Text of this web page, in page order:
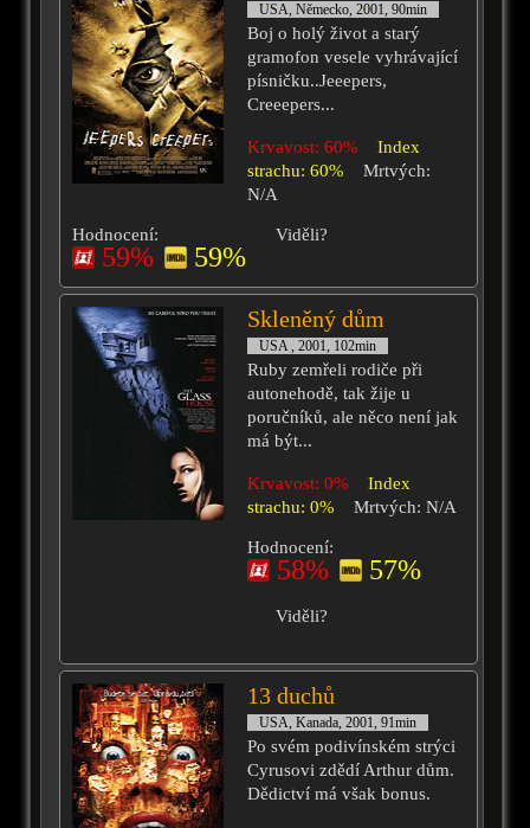
USA, Německo, 2001, 90min
Boj o holý život a starý
gramofon vesele vyhrávající
písničku..Jeeepers,
Creeepers...
Krvavost: 60%
Index
strachu: 60%
Mrtvých:
N/A
Hodnocení:
59% 59%
Viděli?
Skleněný dům
USA , 2001, 102min
Ruby zemřeli rodiče při
autonehodě, tak žije u
poručníků, ale něco není jak
má být...
Krvavost: 0%
Index
strachu: 0%
Mrtvých: N/A
Hodnocení:
58% 57%
Viděli?
13 duchů
USA, Kanada, 2001, 91min
Po svém podivínském strýci
Cyrusovi zdědí Arthur dům.
Dědictví má však bonus.